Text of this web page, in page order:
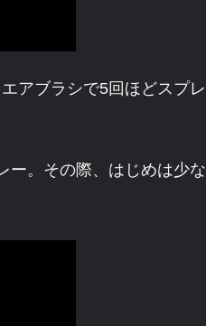
アブラシで5回ほどスプレ
ー。その際、はじめは少な